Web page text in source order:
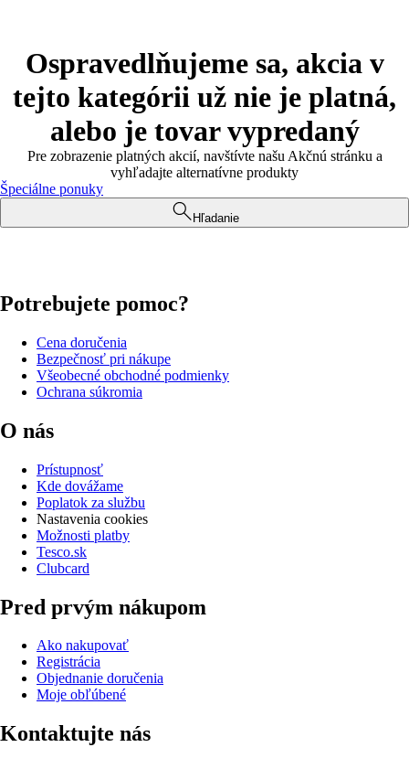
Ospravedlňujeme sa, akcia v
tejto kategórii už nie je platná,
alebo je tovar vypredaný
Pre zobrazenie platných akcií, navštívte našu Akčnú stránku a
vyhľadajte alternatívne produkty
Špeciálne ponuky
Hľadanie
Potrebujete pomoc?
Cena doručenia
Bezpečnosť pri nákupe
Všeobecné obchodné podmienky
Ochrana súkromia
O nás
Prístupnosť
Kde dovážame
Poplatok za službu
Nastavenia cookies
Možnosti platby
Tesco.sk
Clubcard
Pred prvým nákupom
Ako nakupovať
Registrácia
Objednanie doručenia
Moje obľúbené
Kontaktujte nás